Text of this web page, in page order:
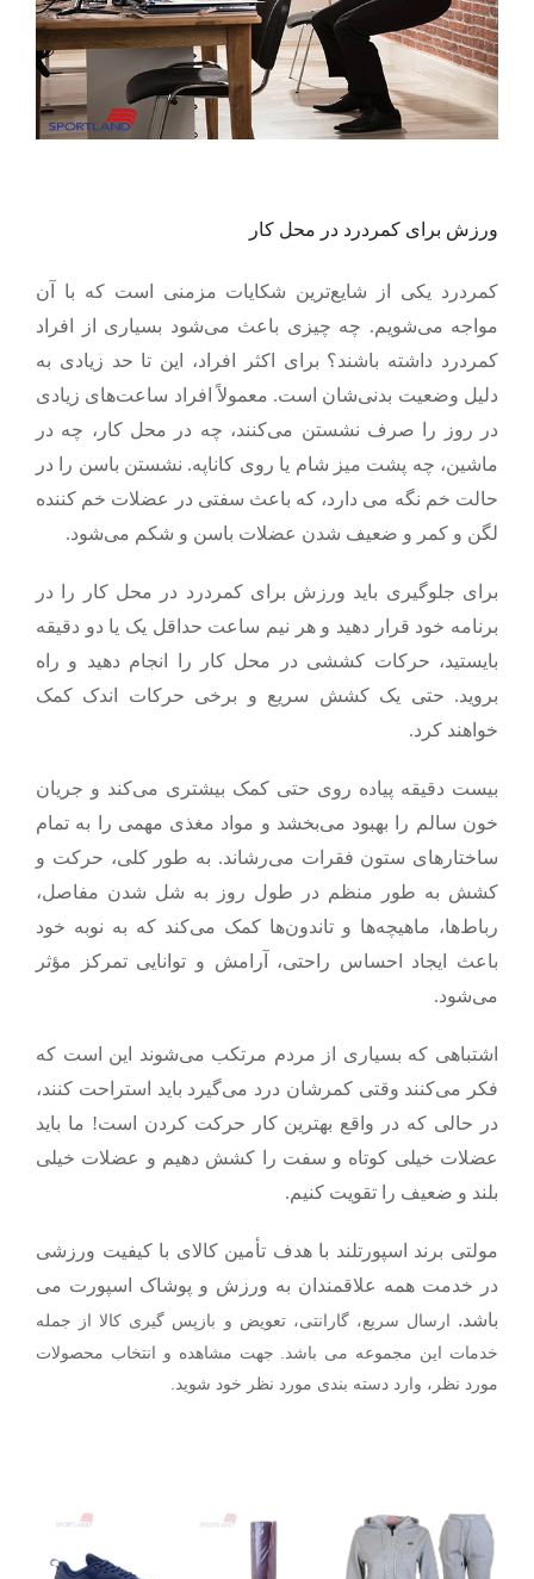
ورزش برای کمردرد در محل کار
کمردرد یکی از شایعترین شکایات مزمنی است که با آن
مواجه می‌شویم. چه چیزی باعث می‌شود بسیاری از افراد
کمردرد داشته باشند؟ برای اکثر افراد، این تا حد زیادی به
دلیل وضعیت بدنی‌شان است. معمولاً افراد ساعت‌های زیادی
در روز را صرف نشستن می‌کنند، چه در محل کار، چه در
ماشین، چه پشت میز شام یا روی کاناپه. نشستن باسن را در
حالت خم نگه می دارد، که باعث سفتی در عضلات خم کننده
لگن و کمر و ضعیف شدن عضلات باسن و شکم می‌شود.
برای جلوگیری باید ورزش برای کمردرد در محل کار را در
برنامه خود قرار دهید و هر نیم ساعت حداقل یک یا دو دقیقه
بایستید، حرکات کششی در محل کار را انجام دهید و راه
بروید. حتی یک کشش سریع و برخی حرکات اندک کمک
خواهند کرد.
بیست دقیقه پیاده روی حتی کمک بیشتری می‌کند و جریان
خون سالم را بهبود می‌بخشد و مواد مغذی مهمی را به تمام
ساختارهای ستون فقرات می‌رشاند. به طور کلی، حرکت و
کشش به طور منظم در طول روز به شل شدن مفاصل،
رباط‌ها، ماهیچه‌ها و تاندون‌ها کمک می‌کند که به نوبه خود
باعث ایجاد احساس راحتی، آرامش و توانایی تمرکز مؤثر
می‌شود.
اشتباهی که بسیاری از مردم مرتکب می‌شوند این است که
فکر می‌کنند وقتی کمرشان درد می‌‌گیرد باید استراحت کنند،
در حالی که در واقع بهترین کار حرکت کردن است! ما باید
عضلات خیلی کوتاه و سفت را کشش دهیم و عضلات خیلی
بلند و ضعیف را تقویت کنیم.
مولتی برند اسپورتلند با هدف تأمین کالای با کیفیت ورزشی
در خدمت همه علاقمندان به ورزش و پوشاک اسپورت می
باشد. ارسال سریع، گارانتی، تعویض و بازپس گیری کالا از جمله
خدمات این مجموعه می باشد. جهت مشاهده و انتخاب محصولات
مورد نظر، وارد دسته بندی مورد نظر خود شوید.